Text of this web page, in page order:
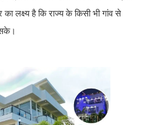
लक्ष्य है कि राज्य के किसी भी गांव से